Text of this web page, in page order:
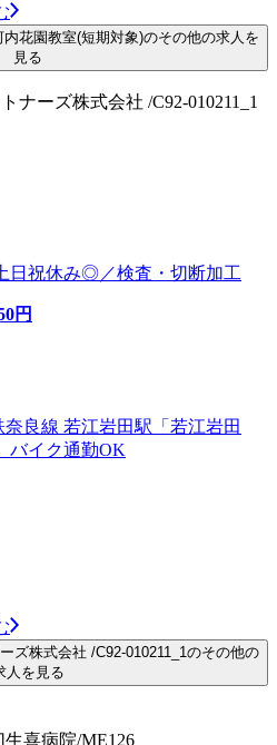
花園教室(短期対象)のその他の求人を
見る
ナーズ株式会社 /C92-010211_1
日祝休み◎／検査・切断加工
円
良線 若江岩田駅「若江岩田
バイク通勤OK
ズ株式会社 /C92-010211_1のその他の
人を見る
喜病院/ME126